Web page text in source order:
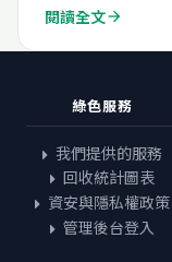
閱讀全文arrow_forward
綠色服務
我們提供的服務
回收統計圖表
資安與隱私權政策
管理後台登入